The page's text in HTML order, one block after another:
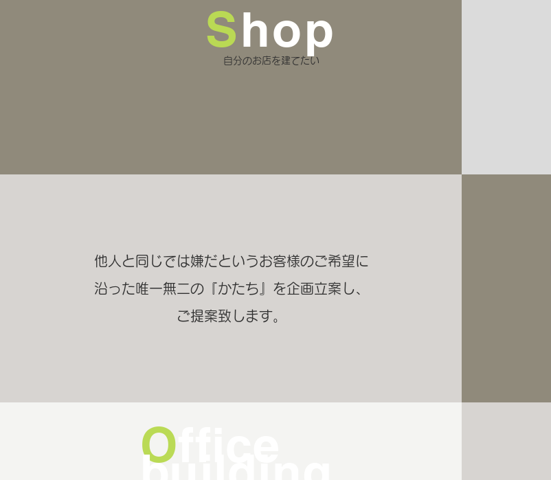
Shop
​自分のお店を建てたい
他人と同じでは嫌だというお客様のご希望に
沿った 唯一無二の『かたち』を企画立案し、
ご提案致します。
O